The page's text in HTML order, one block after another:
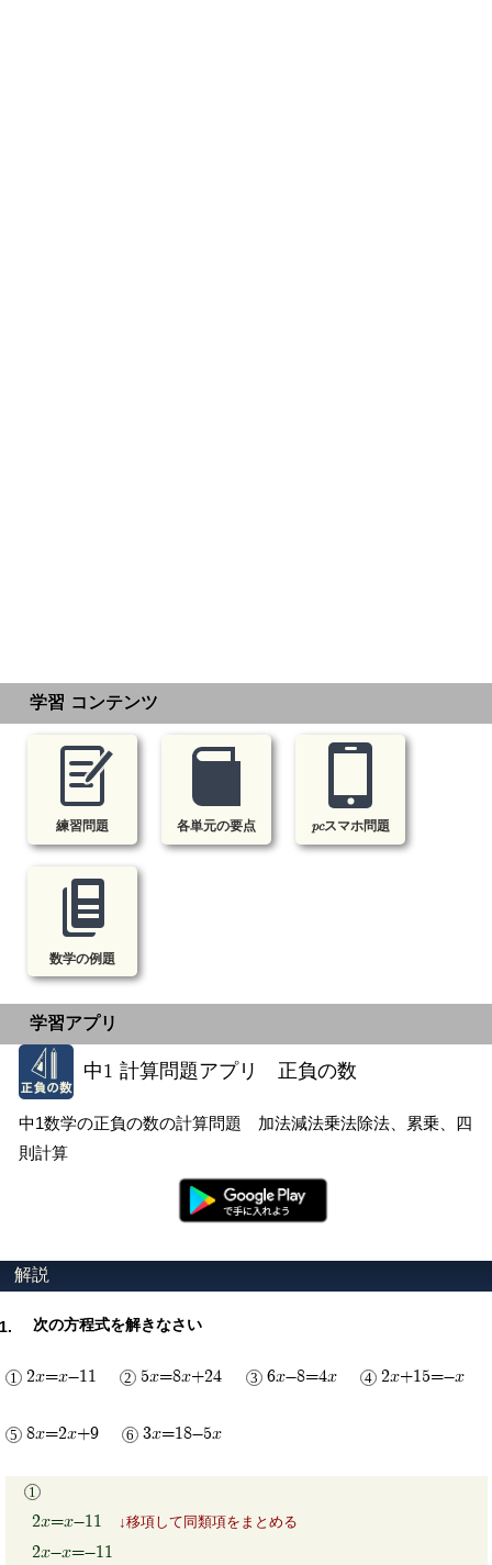
学習 コンテンツ
練習問題 各単元の要点 pcスマホ問題
数学の例題
学習アプリ
中1 計算問題アプリ 正負の数
中1数学の正負の数の計算問題 加法減法乗法除法、累乗、四
則計算
次の方程式を解きなさい
2x=x-11 5x=8x+24 6x-8=4x 2x+15=-x
8x=2x+9 3x=18-5x
2x=x-11 移項して同類項をまとめる
2x-x=-11